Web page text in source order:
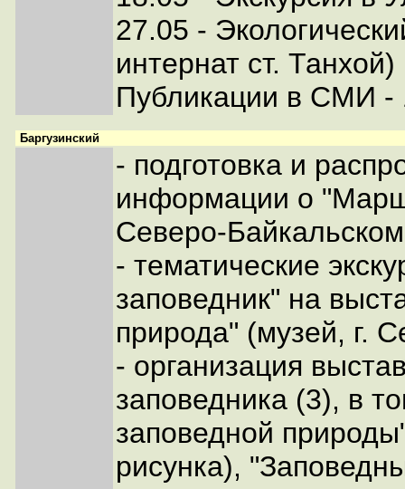
27.05 -
интернат ст. Танхой)
Публикации в СМИ -
Баргузинский
- подготовка и
информации о
Северо-
- тематические
заповедник" на
природа" (музей, г.
- организация
заповедника (3), в
заповедной
рисунка),